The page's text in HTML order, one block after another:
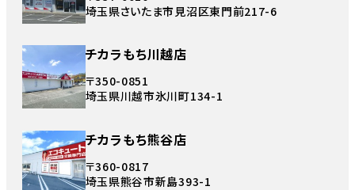
埼玉県さいたま市見沼区東門前217-6
チカラもち川越店
〒350-0851
埼玉県川越市氷川町134-1
チカラもち熊谷店
〒360-0817
埼玉県熊谷市新島393-1